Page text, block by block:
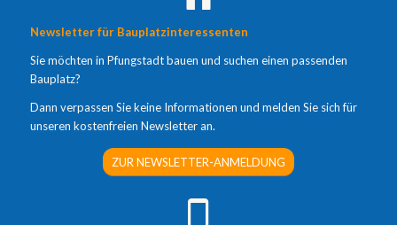
Newsletter für Bauplatzinteressenten
Sie möchten in Pfungstadt bauen und suchen einen passenden
Bauplatz?
Dann verpassen Sie keine Informationen und melden Sie sich für
unseren kostenfreien Newsletter an.
ZUR NEWSLETTER-ANMELDUNG